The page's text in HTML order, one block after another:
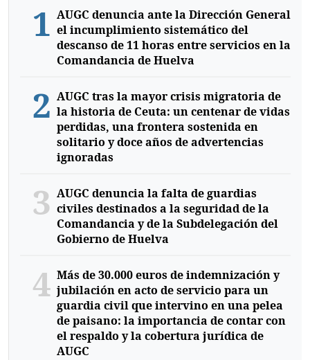
1 AUGC denuncia ante la Dirección General
el incumplimiento sistemático del
descanso de 11 horas entre servicios en la
Comandancia de Huelva
2 AUGC tras la mayor crisis migratoria de
la historia de Ceuta: un centenar de vidas
perdidas, una frontera sostenida en
solitario y doce años de advertencias
ignoradas
3 AUGC denuncia la falta de guardias
civiles destinados a la seguridad de la
Comandancia y de la Subdelegación del
Gobierno de Huelva
4 Más de 30.000 euros de indemnización y
jubilación en acto de servicio para un
guardia civil que intervino en una pelea
de paisano: la importancia de contar con
el respaldo y la cobertura jurídica de
AUGC